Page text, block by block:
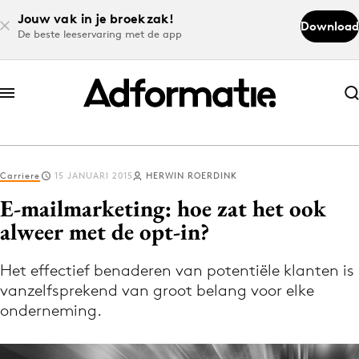
Jouw vak in je broekzak!
De beste leeservaring met de app
Download
Abonneer nu
Abonneer nu
Log in
Download de app
Volg het laatste nieuws via de Adformatie
Nieuws app
Carriere 15 JANUARI 2015 HERWIN ROERDINK
E-mailmarketing: hoe zat het ook
alweer met de opt-in?
Het effectief benaderen van potentiële klanten is
vanzelfsprekend van groot belang voor elke
onderneming.